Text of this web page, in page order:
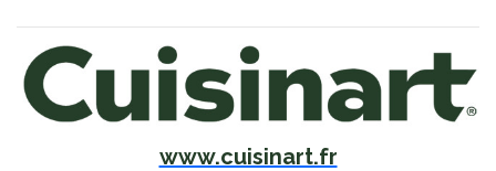
www.cuisinart.fr